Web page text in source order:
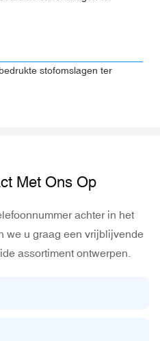
Met Ons Op
achter in het
we u graag een vrijblijvende
assortiment ontwerpen.